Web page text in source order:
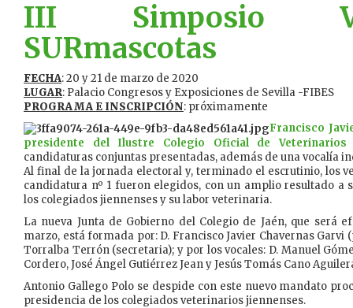
III Simposio
SURmascotas
FECHA: 20 y 21 de marzo de 2020
LUGAR: Palacio Congresos y Exposiciones de Sevilla -FIBES
PROGRAMA E INSCRIPCIÓN: próximamente
Francisco
presidente del Ilustre Colegio Oficial de Veterinarios
candidaturas conjuntas presentadas, además de una vocalía
Al final de la jornada electoral y, terminado el escrutinio, los
candidatura nº 1 fueron elegidos, con un amplio resultado a
los colegiados jiennenses y su labor veterinaria.
La nueva Junta de Gobierno del Colegio de Jaén, que será
marzo, está formada por: D. Francisco Javier Chavernas Garvi
Torralba Terrón (secretaria); y por los vocales: D. Manuel
Cordero, José Ángel Gutiérrez Jean y Jesús Tomás Cano
Antonio Gallego Polo se despide con este nuevo mandato
presidencia de los colegiados veterinarios jiennenses.